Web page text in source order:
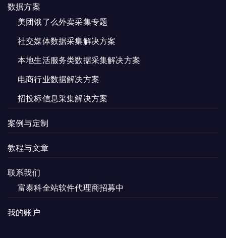
数据方案
美团饿了么外卖采集专题
社交媒体数据采集解决方案
本地生活服务类数据采集解决方案
电商行业数据解决方案
招投标信息采集解决方案
案例与定制
教程与文章
联系我们
富泰科全站软件代理商招募中
我的账户